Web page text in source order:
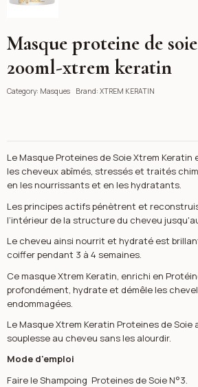
Masque proteine de soie
200ml-xtrem keratin
Category: Masques Brand: XTREM KERATIN
Le Masque Proteines de Soie Xtrem Keratin
les cheveux abîmés, stressés et traités
en les nourrissants et en les hydratants.
Les principes actifs pénètrent et
l’intérieur de la structure du cheveu
Le cheveu ainsi nourrit et hydraté est
coiffer pendant 3 à 4 semaines.
Ce masque Xtrem Keratin, enrichi en
profondément, hydrate et démêle les
endommagées.
Le Masque Xtrem Keratin Proteines de
souplesse au cheveu sans les alourdir.
Mode d'emploi
Faire le Shampoing Proteines de Soie N°3.